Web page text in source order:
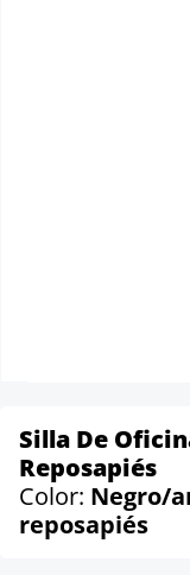
Silla De
Reposapiés
Color: Negro/
reposapiés